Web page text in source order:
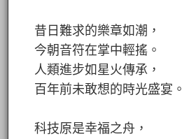
昔日難求的樂章如潮，
今朝音符在掌中輕搖。
人類進步如星火傳承，
百年前未敢想的時光盛宴。
科技原是幸福之舟，